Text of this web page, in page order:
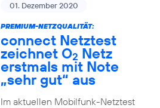
01. Dezember 2020
PREMIUM-NETZQUALITÄT:
connect Netztest
zeichnet O2 Netz
erstmals mit Note
„sehr gut“ aus
Im aktuellen Mobilfunk-Netztest